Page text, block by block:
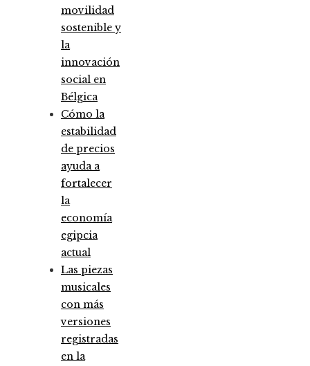
movilidad
sostenible y
la
innovación
social en
Bélgica
Cómo la
estabilidad
de precios
ayuda a
fortalecer
la
economía
egipcia
actual
Las piezas
musicales
con más
versiones
registradas
en la